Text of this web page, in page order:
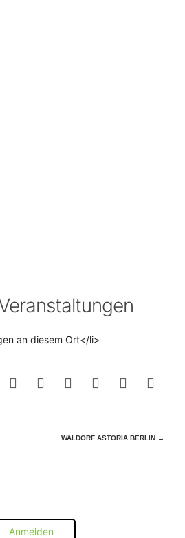
an diesem Ort</li>
WALDORF ASTORIA BERLIN →
Anmelden